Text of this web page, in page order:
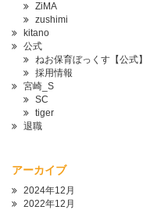
ZiMA
zushimi
kitano
公式
ねお保育ぼっくす【公式】
採用情報
宮崎_S
SC
tiger
退職
アーカイブ
2024年12月
2022年12月